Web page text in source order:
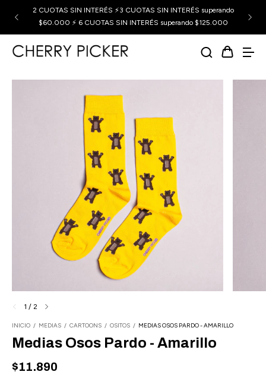
2 CUOTAS SIN INTERÉS ⚡3 CUOTAS SIN INTERÉS superando
$60.000 ⚡ 6 CUOTAS SIN INTERÉS superando $125.000
1 / 2
INICIO / MEDIAS / CARTOONS / OSITOS / MEDIAS OSOS PARDO - AMARILLO
Medias Osos Pardo - Amarillo
$11.890